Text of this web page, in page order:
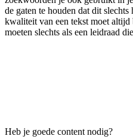
de gaten te houden dat dit
kwaliteit van een tekst moet
moeten slechts als een leidraad
Heb je goede content nodig?